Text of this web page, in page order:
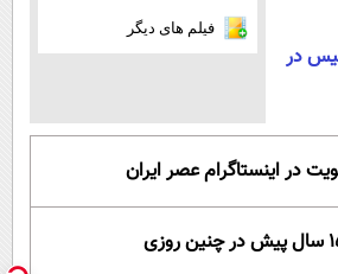
در
فیلم های دیگر
در اینستاگرام عصر ایران
روزی